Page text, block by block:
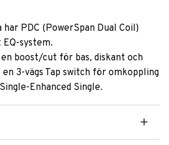
har PDC (PowerSpan Dual Coil)
system.
boost/cut för bas, diskant och
3-vägs Tap switch för omkoppling
Enhanced Single.